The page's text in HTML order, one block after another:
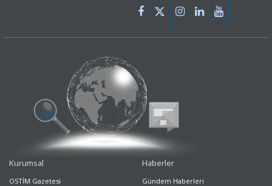
Kurumsal
OSTİM Gazetesi
Haberler
Gündem Haberleri